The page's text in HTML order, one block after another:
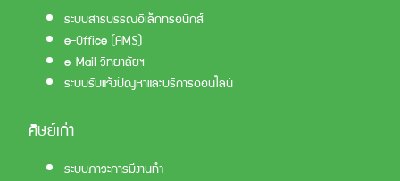
ระบบสารบรรณอิเล็กทรอนิกส์
e-Office (AMS)
e-Mail วิทยาลัยฯ
ระบบรับแจ้งปัญหาและบริการออนไลน์
ศิษย์เก่า
ระบบภาวะการมีงานทำ